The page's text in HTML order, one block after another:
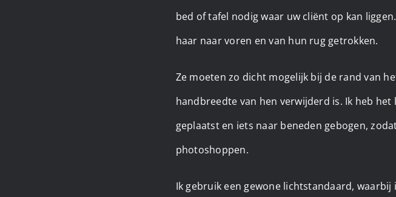
bed of tafel nodig waar uw cliënt op kan
haar naar voren en van hun rug getrokken.
Ze moeten zo dicht mogelijk bij de rand van
handbreedte van hen verwijderd is. Ik heb
geplaatst en iets naar beneden gebogen,
photoshoppen.
Ik gebruik een gewone lichtstandaard,